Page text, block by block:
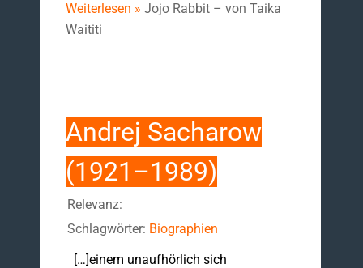
Weiterlesen » Jojo Rabbit – von Taika
Waititi
Andrej Sacharow
(1921–1989)
Relevanz:
Schlagwörter: Biographien
[…]einem unaufhörlich sich